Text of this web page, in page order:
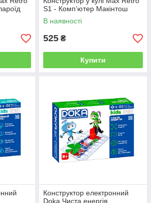
S1 - Комп’ютер Макінтош
В наявності
525 ₴
Купити
Конструктор електронний
Doka Чиста енергія